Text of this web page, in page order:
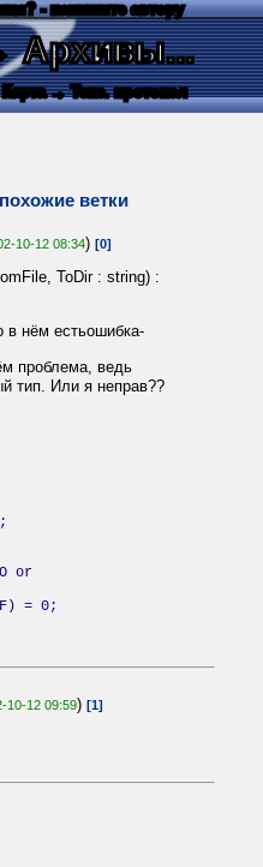
- напишите автору
Архивы...
→ Текс. протокол
ветки
10-12 08:34) [0]
ToDir : string) :
в нём естьошибка-
проблема, ведь
тип. Или я неправ??
or
= 0;
10-12 09:59) [1]